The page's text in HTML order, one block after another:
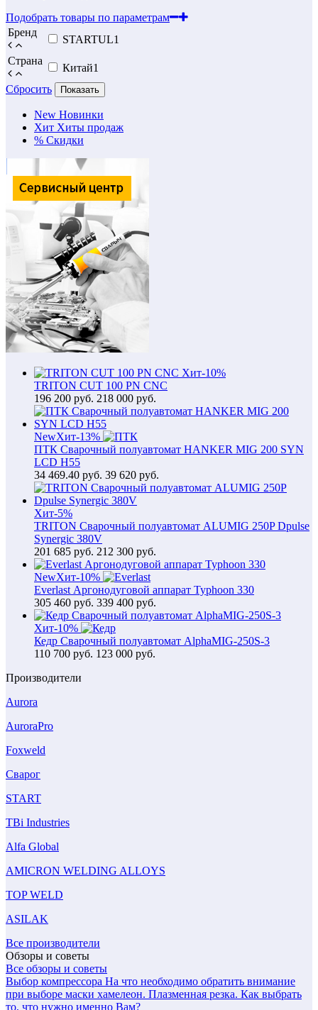
Подобрать товары по параметрам
Бренд
STARTUL1
Страна
Китай1
Сбросить
Показать
New Новинки
Хит Хиты продаж
% Скидки
Хит-10%
TRITON CUT 100 PN CNC
196 200 руб. 218 000 руб.
NewХит-13%
ПТК Сварочный полуавтомат HANKER MIG 200 SYN
LCD H55
34 469.40 руб. 39 620 руб.
Хит-5%
TRITON Сварочный полуавтомат ALUMIG 250P Dpulse
Synergic 380V
201 685 руб. 212 300 руб.
NewХит-10%
Everlast Аргонодуговой аппарат Typhoon 330
305 460 руб. 339 400 руб.
Хит-10%
Кедр Сварочный полуавтомат AlphaMIG-250S-3
110 700 руб. 123 000 руб.
Производители
Aurora
AuroraPro
Foxweld
Сварог
START
TBi Industries
Alfa Global
AMICRON WELDING ALLOYS
TOP WELD
ASILAK
Все производители
Обзоры и советы
Все обзоры и советы
Выбор компрессора На что необходимо обратить внимание
при выборе маски хамелеон. Плазменная резка. Как выбрать
то, что нужно именно Вам?